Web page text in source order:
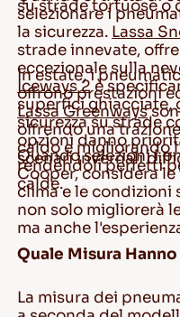
su strade tortuose o
selezionare i
la sicurezza. Lassa
strade innevate,
eccezionale sulla
Iceways 2è
superfici ghiacciate,
sicurezza su strade
opzioni danno
scenari invernali
In estate, i
offrono prestazioni
Lassa Greenways
offrendo una
caldo e migliorando
rendendoli perfetti
calde.
Quando selezioni i
Cooper, considera
clima e le condizioni
non solo migliorerà
ma anche
Quale Misura
La misura dei